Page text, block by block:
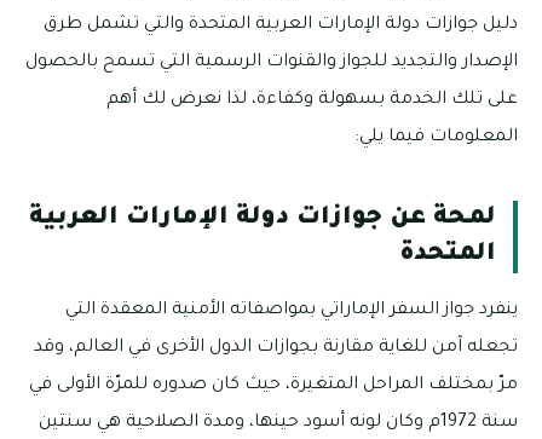
دليل جوازات دولة الإمارات العربية المتحدة والتي تشمل طرق
الإصدار والتجديد للجواز والقنوات الرسمية التي تسمح بالحصول
على تلك الخدمة بسهولة وكفاءة، لذا نعرض لك أهم
المعلومات فيما يلي:
لمحة عن جوازات دولة الإمارات العربية
المتحدة
ينفرد جواز السفر الإماراتي بمواصفاته الأمنية المعقدة التي
تجعله آمن للغاية مقارنة بجوازات الدول الأخرى في العالم، وقد
مرّ بمختلف المراحل المتغيرة، حيث كان صدوره للمرّة الأولى في
سنة 1972م وكان لونه أسود حينها، ومدة الصلاحية هي سنتين